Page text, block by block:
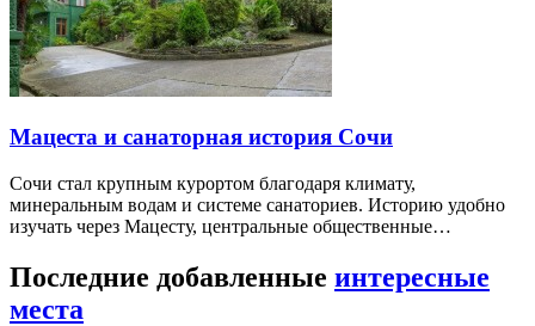
Мацеста и санаторная история Сочи
Сочи стал крупным курортом благодаря климату,
минеральным водам и системе санаториев. Историю удобно
изучать через Мацесту, центральные общественные…
Последние добавленные интересные
места